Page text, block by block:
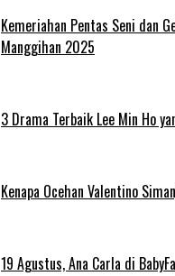
Kemeriahan Pentas Seni dan
Manggihan 2025
3 Drama Terbaik Lee Min Ho
Kenapa Ocehan Valentino
19 Agustus, Ana Carla di